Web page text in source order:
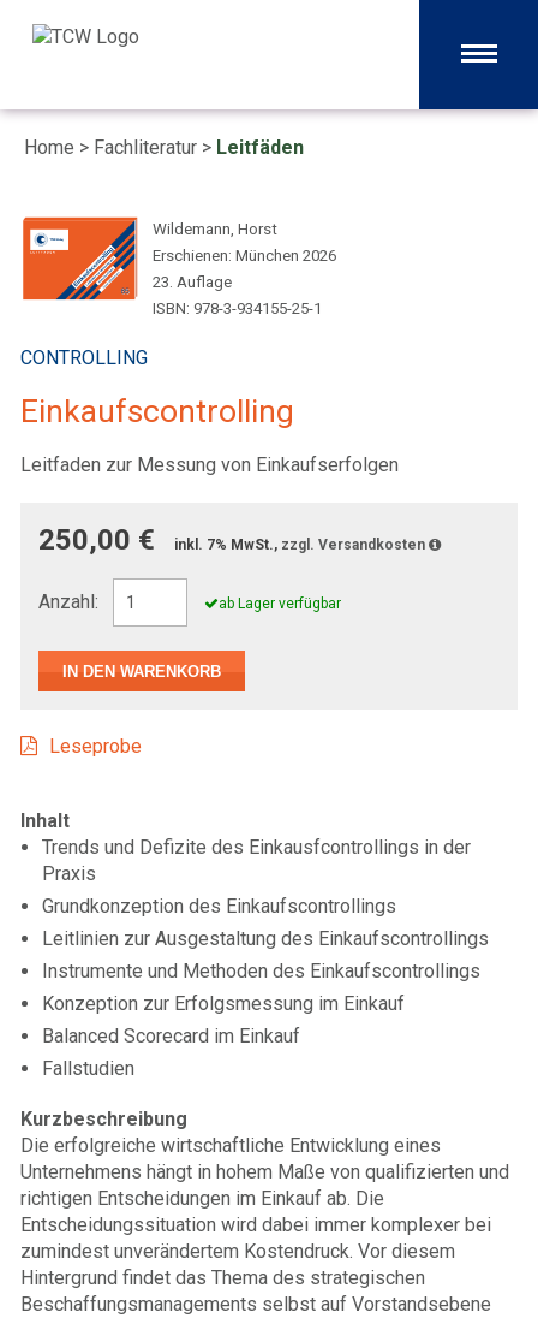
Home > Fachliteratur > Leitfäden
Wildemann, Horst
Erschienen: München 2026
23. Auflage
ISBN: 978-3-934155-25-1
CONTROLLING
Einkaufscontrolling
Leitfaden zur Messung von Einkaufserfolgen
250,00 € inkl. 7% MwSt., zzgl. Versandkosten
Anzahl: ab Lager verfügbar
Leseprobe
Inhalt
Trends und Defizite des Einkausfcontrollings in der
Praxis
Grundkonzeption des Einkaufscontrollings
Leitlinien zur Ausgestaltung des Einkaufscontrollings
Instrumente und Methoden des Einkaufscontrollings
Konzeption zur Erfolgsmessung im Einkauf
Balanced Scorecard im Einkauf
Fallstudien
Kurzbeschreibung
Die erfolgreiche wirtschaftliche Entwicklung eines
Unternehmens hängt in hohem Maße von qualifizierten und
richtigen Entscheidungen im Einkauf ab. Die
Entscheidungssituation wird dabei immer komplexer bei
zumindest unverändertem Kostendruck. Vor diesem
Hintergrund findet das Thema des strategischen
Beschaffungsmanagements selbst auf Vorstandsebene